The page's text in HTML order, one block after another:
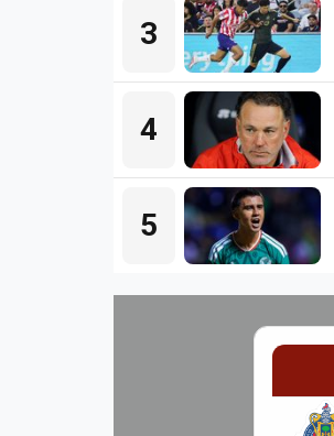
3
4
5